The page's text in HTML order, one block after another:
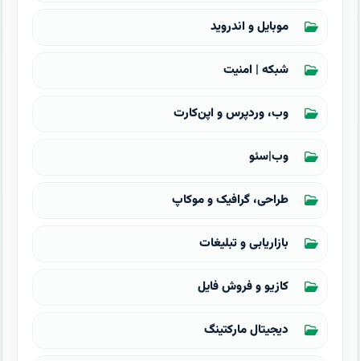
موبایل و اندروید
شبکه | امنیت
وب، وردپرس و اپن‌کارت
وب|سئو
طراحی، گرافیک و موکاپ
بازاریابی و تبلیغات
کازیو و فروش فایل
دیجیتال مارکتینگ